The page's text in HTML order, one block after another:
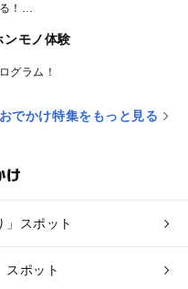
！
ンモノ体験
グラム！
でかけ特集をもっと見る
け
」スポット
スポット